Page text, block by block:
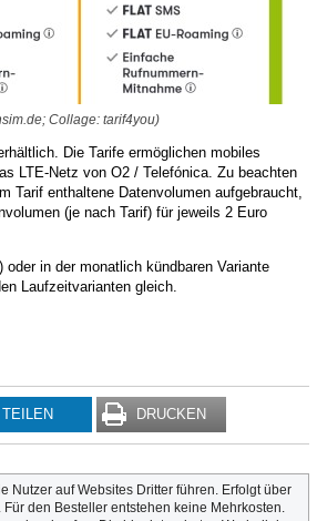
Collage: tarif4you)
Die Tarife ermöglichen mobiles
LTE-Netz von O2 / Telefónica. Zu beachten
Tarif enthaltene Datenvolumen aufgebraucht,
(je nach Tarif) für jeweils 2 Euro
in der monatlich kündbaren Variante
Laufzeitvarianten gleich.
TEILEN DRUCKEN
Nutzer auf Websites Dritter führen. Erfolgt über
den Besteller entstehen keine Mehrkosten.